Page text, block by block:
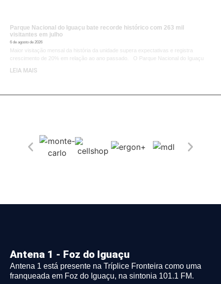
Parque Nacional do Iguaçu bate recorde histórico com 263 mil
visitantes em julho
6 de agosto de 2026
Maior visitação mensal da história da unidade supera expectativas e registra
crescimento de 20% em relação ao ano passado. O Parque Nacional do Iguaçu
LEIA MAIS
Antena 1 - Foz do Iguaçu
Antena 1 está presente na Tríplice Fronteira como uma
franqueada em Foz do Iguaçu, na sintonia 101.1 FM.